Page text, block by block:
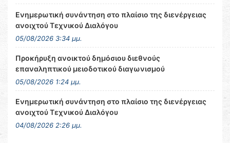
Ενημερωτική συνάντηση στο πλαίσιο της διενέργειας
ανοιχτού Τεχνικού Διαλόγου
05/08/2026 3:34 μμ.
Προκήρυξη ανοικτού δημόσιου διεθνούς
επαναληπτικού μειοδοτικού διαγωνισμού
05/08/2026 1:24 μμ.
Ενημερωτική συνάντηση στο πλαίσιο της διενέργειας
ανοιχτού Τεχνικού Διαλόγου
04/08/2026 2:26 μμ.